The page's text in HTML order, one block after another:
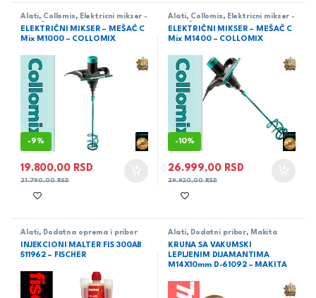
Alati, Collomix, Elektricni mikser -
mesač
ELEKTRIČNI MIKSER – MEŠAČ C
Mix M1000 – COLLOMIX
-9%
19.800,00 RSD
21.790,00RSD
Alati, Collomix, Elektricni mikser -
mesač
ELEKTRIČNI MIKSER – MEŠAČ C
Mix M1400 – COLLOMIX
-10%
26.999,00 RSD
29.920,00RSD
Alati, Dodatna oprema i pribor
INJEKCIONI MALTER FIS 300AB
511962 – FISCHER
Alati, Dodatni pribor, Makita
KRUNA SA VAKUMSKI
LEPLJENIM DIJAMANTIMA
M14X10mm D-61092 – MAKITA